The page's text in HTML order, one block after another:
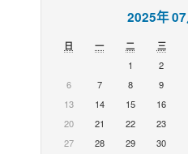
2025年
日 一 二 三
1
2
6
7 8 9
13
14 15 16
20
21 22 23
27
28 29 30